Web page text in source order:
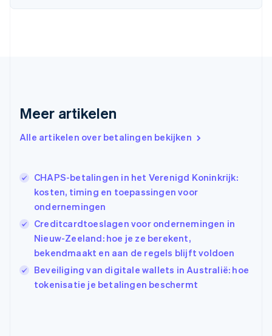
Meer artikelen
Alle artikelen over betalingen bekijken
CHAPS-betalingen in het Verenigd Koninkrijk:
kosten, timing en toepassingen voor
ondernemingen
Creditcardtoeslagen voor ondernemingen in
Nieuw-Zeeland: hoe je ze berekent,
bekendmaakt en aan de regels blijft voldoen
Beveiliging van digitale wallets in Australië: hoe
tokenisatie je betalingen beschermt
Griekenland
Hongarije
English简体中文
Ierland
English
English
Italië
ItalianoEnglish
日本語English
Kroatië